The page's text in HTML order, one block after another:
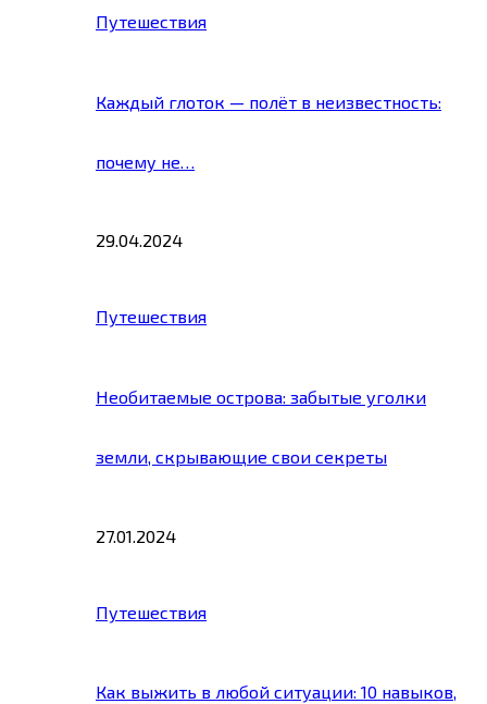
Путешествия
Каждый глоток — полёт в неизвестность:
почему не…
29.04.2024
Путешествия
Необитаемые острова: забытые уголки
земли, скрывающие свои секреты
27.01.2024
Путешествия
Как выжить в любой ситуации: 10 навыков,